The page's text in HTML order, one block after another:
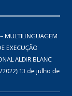
MULTILINGUAGEM
EXECUÇÃO
ALDIR BLANC
2022) 13 de julho de